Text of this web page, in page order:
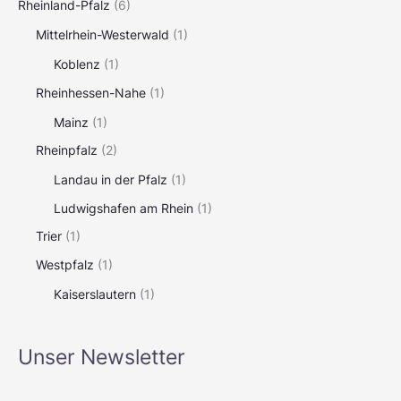
Rheinland-Pfalz (6)
Mittelrhein-Westerwald (1)
Koblenz (1)
Rheinhessen-Nahe (1)
Mainz (1)
Rheinpfalz (2)
Landau in der Pfalz (1)
Ludwigshafen am Rhein (1)
Trier (1)
Westpfalz (1)
Kaiserslautern (1)
Unser Newsletter